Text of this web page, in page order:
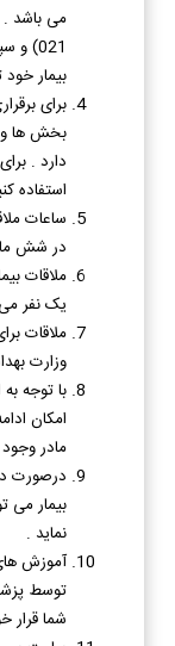
021)
بیمار خود
برای
بخش ها و
دارد .
استفاده
در شش ماه دوم
ملاقات
یک نفر
وزارت
با توجه
امکان
مادر
درصورت
بیمار می
نماید .
آموزش
توسط
شما قرار